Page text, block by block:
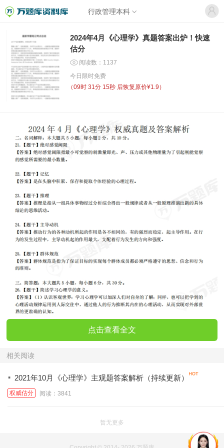
行政管理本科
2024年4月《心理学》真题答案出炉！快速
估分
阅读数：1137
今日限时免费
（09时 31分 15秒 后恢复原价¥1.9）
点击查看全文
相关阅读
· 2021年10月《心理学》主观题答案解析（持续更新）
权威估分 阅读：3841
暂无更多